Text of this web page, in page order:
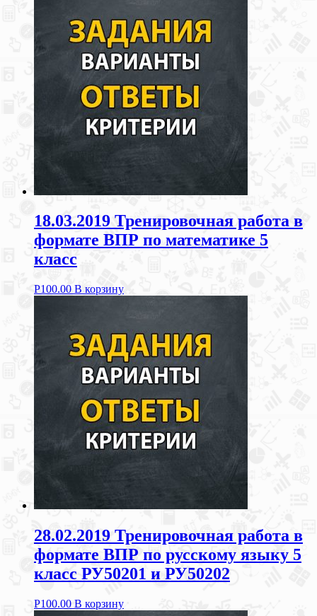
18.03.2019 Тренировочная работа в
формате ВПР по математике 5
класс
Р100.00 В корзину
28.02.2019 Тренировочная работа в
формате ВПР по русскому языку 5
класс РУ50201 и РУ50202
Р100.00 В корзину